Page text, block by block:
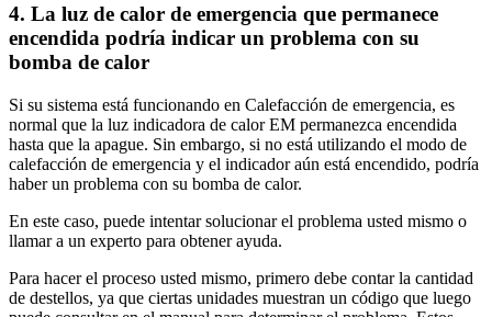
4. La luz de calor de emergencia que permanece
encendida podría indicar un problema con su
bomba de calor
Si su sistema está funcionando en Calefacción de emergencia, es
normal que la luz indicadora de calor EM permanezca encendida
hasta que la apague. Sin embargo, si no está utilizando el modo de
calefacción de emergencia y el indicador aún está encendido, podría
haber un problema con su bomba de calor.
En este caso, puede intentar solucionar el problema usted mismo o
llamar a un experto para obtener ayuda.
Para hacer el proceso usted mismo, primero debe contar la cantidad
de destellos, ya que ciertas unidades muestran un código que luego